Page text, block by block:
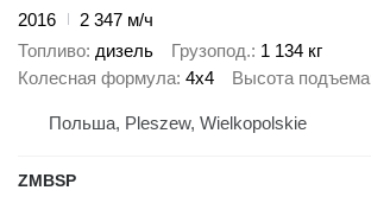
2016
2 347 м/ч
Топливо дизель Грузопод. 1 134 кг
Колесная формула 4x4 Высота подъема
Польша, Pleszew, Wielkopolskie
ZMBSP